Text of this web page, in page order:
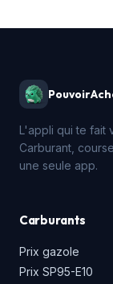
L'appli qui te fait
Carburant,
une seule app.
Carburants
Prix gazole
Prix SP95-E10